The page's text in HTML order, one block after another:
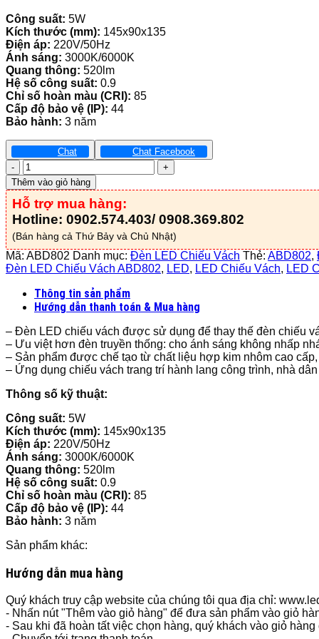
Công suất: 5W
Kích thước (mm): 145x90x135
Điện áp: 220V/50Hz
Ánh sáng: 3000K/6000K
Quang thông: 520lm
Hệ số công suất: 0.9
Chỉ số hoàn màu (CRI): 85
Cấp độ bảo vệ (IP): 44
Bảo hành: 3 năm
Chat Chat Facebook
Đèn
LED
Chiếu
Vách
5W
ABD802
số
lượng
Thêm vào giỏ hàng
Hỗ trợ mua hàng:
Hotline: 0902.574.403/ 0908.369.802
(Bán hàng cả Thứ Bảy và Chủ Nhật)
Mã: ABD802 Danh mục: Đèn LED Chiếu Vách Thẻ: ABD802,
Đèn LED Chiếu Vách ABD802, LED, LED Chiếu Vách, LED
Thông tin sản phẩm
Hướng dẫn thanh toán & Mua hàng
– Đèn LED chiếu vách được sử dụng để thay thế đèn chiếu
– Ưu việt hơn đèn truyền thống: cho ánh sáng không nhấp
– Sản phẩm được chế tạo từ chất liệu hợp kim nhôm cao
– Ứng dụng chiếu vách trang trí hành lang công trình, nhà
Thông số kỹ thuật:
Công suất: 5W
Kích thước (mm): 145x90x135
Điện áp: 220V/50Hz
Ánh sáng: 3000K/6000K
Quang thông: 520lm
Hệ số công suất: 0.9
Chỉ số hoàn màu (CRI): 85
Cấp độ bảo vệ (IP): 44
Bảo hành: 3 năm
Sản phẩm khác:
Hướng dẫn mua hàng
Quý khách truy cập website của chúng tôi qua địa chỉ:
- Nhấn nút "Thêm vào giỏ hàng" để đưa sản phẩm vào giỏ
- Sau khi đã hoàn tất việc chọn hàng, quý khách vào giỏ